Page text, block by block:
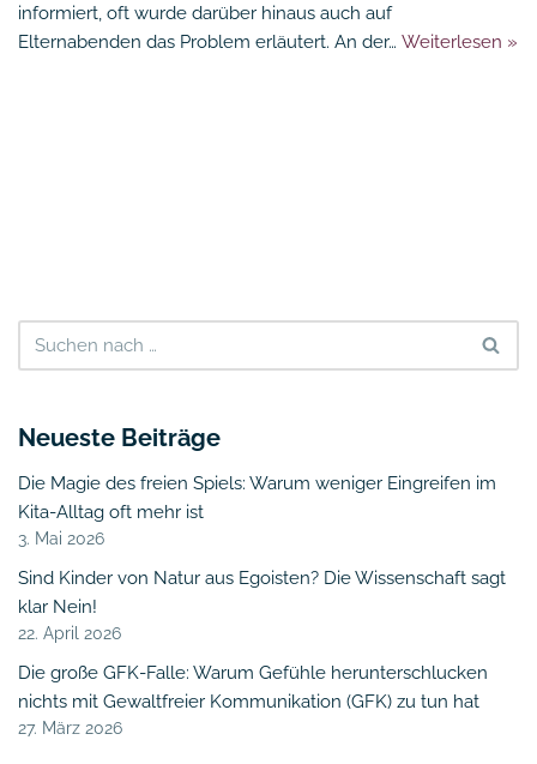
informiert, oft wurde darüber hinaus auch auf
Elternabenden das Problem erläutert. An der… Weiterlesen »
Neueste Beiträge
Die Magie des freien Spiels: Warum weniger Eingreifen im
Kita-Alltag oft mehr ist
3. Mai 2026
Sind Kinder von Natur aus Egoisten? Die Wissenschaft sagt
klar Nein!
22. April 2026
Die große GFK-Falle: Warum Gefühle herunterschlucken
nichts mit Gewaltfreier Kommunikation (GFK) zu tun hat
27. März 2026